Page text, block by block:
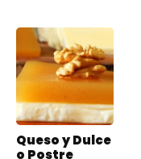
Queso y Dulce
o Postre